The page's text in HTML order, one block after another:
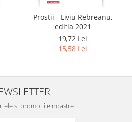
Prostii - Liviu Rebreanu,
editia 2021
19,72 Lei
15,58 Lei
si promotiile noastre